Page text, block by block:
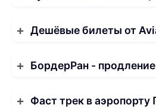
Дешёвые билеты от
БордерРан -
Фаст трек в аэропорту